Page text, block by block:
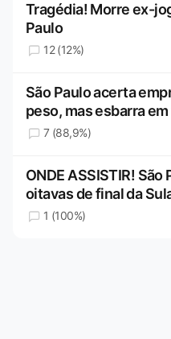
Tragédia! Morre ex-
Paulo
12 (12%)
São Paulo acerta
peso, mas esbarra
7 (88,9%)
ONDE ASSISTIR!
oitavas de final da
1 (100%)